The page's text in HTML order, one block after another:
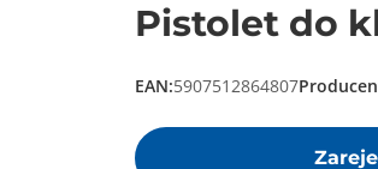
Pistolet do
EAN:5907512864807